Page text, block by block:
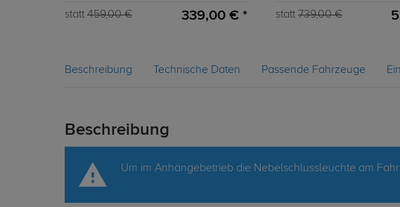
statt 459,00 € 339,00 € * statt 739,00 €
Beschreibung Technische Daten Passende Fahrzeuge
Beschreibung
Um im Anhängebetrieb die Nebelschlussleuchte am